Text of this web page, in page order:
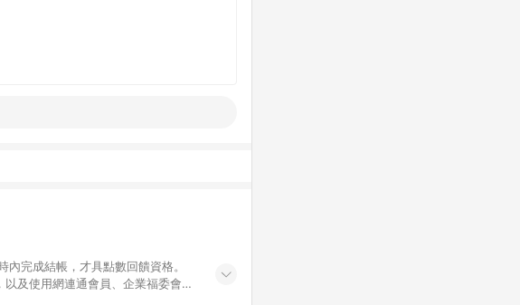
完成結帳，才具點數回饋資格。
及使用網連通會員、企業福委會員